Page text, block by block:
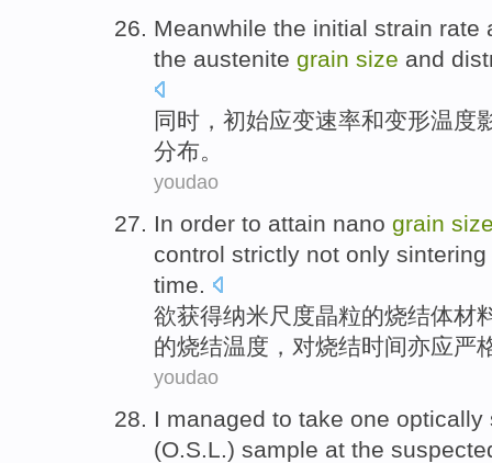
Meanwhile the initial strain rate
the austenite grain size and
同时 ， 初始应变速率和变形温度
分布。
youdao
In order to attain nano grain
control strictly not only sintering
time.
欲获得纳米尺度晶粒的烧结体材
的烧结温度 ，对烧结时间亦应严
youdao
I managed to take one optically
(O.S.L.) sample at the